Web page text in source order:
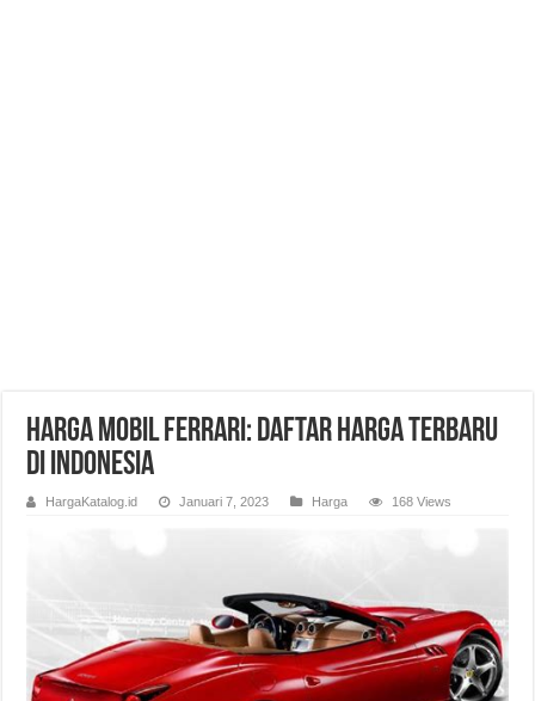
Harga Mobil Ferrari: Daftar Harga Terbaru
di Indonesia
HargaKatalog.id Januari 7, 2023 Harga 168 Views